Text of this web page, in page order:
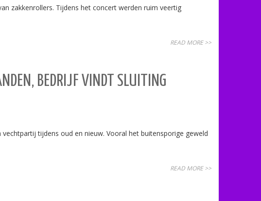
zakkenrollers. Tijdens het concert werden ruim veertig
READ MORE >>
BEDRIJF VINDT SLUITING
tijdens oud en nieuw. Vooral het buitensporige geweld
READ MORE >>